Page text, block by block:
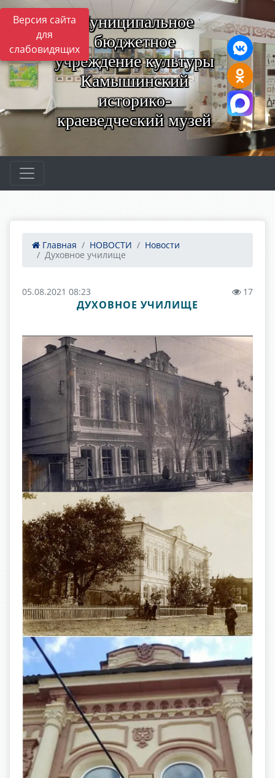
Версия сайта
для
слабовидящих
Муниципальное
бюджетное
учреждение культуры
Камышинский
историко-
краеведческий музей
Главная НОВОСТИ
Новости
Духовное училище
05.08.2021 08:23 17
ДУХОВНОЕ УЧИЛИЩЕ